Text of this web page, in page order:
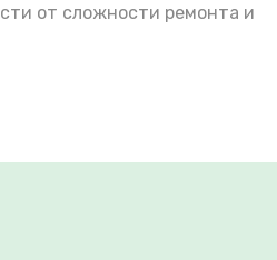
от сложности ремонта и